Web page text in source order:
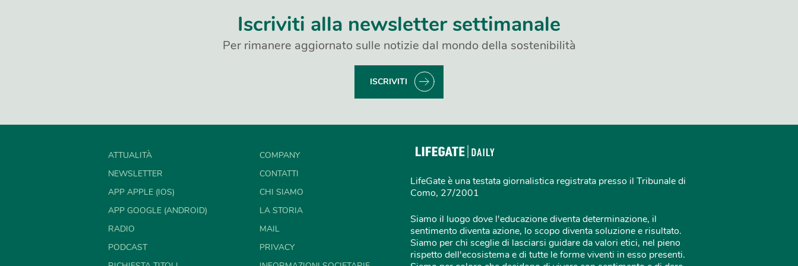
Iscriviti alla newsletter settimanale
Per rimanere aggiornato sulle notizie dal mondo della sostenibilità
ISCRIVITI
ATTUALITÀ
NEWSLETTER
APP APPLE (IOS)
APP GOOGLE (ANDROID)
RADIO
PODCAST
COMPANY
CONTATTI
CHI SIAMO
LA STORIA
MAIL
PRIVACY
LifeGate è una testata giornalistica registrata presso il Tribunale di
Como, 27/2001
Siamo il luogo dove l'educazione diventa determinazione, il
sentimento diventa azione, lo scopo diventa soluzione e risultato.
Siamo per chi sceglie di lasciarsi guidare da valori etici, nel pieno
rispetto dell'ecosistema e di tutte le forme viventi in esso presenti.